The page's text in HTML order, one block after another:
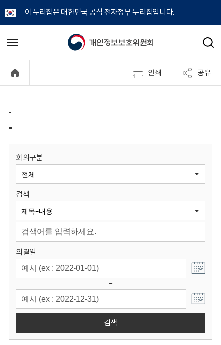
이 누리집은 대한민국 공식 전자정부 누리집입니다.
개
정
보
원
회
메
기
검
인쇄 공유
-
회의구분
검색
의결일
~
검색